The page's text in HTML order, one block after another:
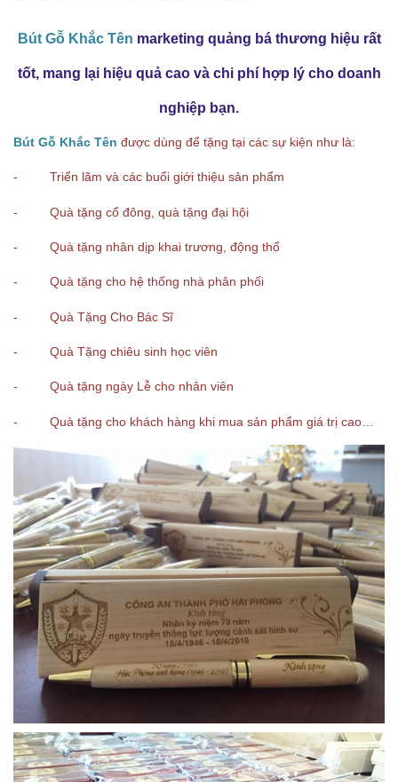
Bút Gỗ Khắc Tên marketing quảng bá thương hiệu rất
tốt, mang lại hiệu quả cao và chi phí hợp lý cho doanh
nghiệp bạn.
Bút Gỗ Khắc Tên được dùng để tặng tại các sự kiện như là:
- Triển lãm và các buổi giới thiệu sản phẩm
- Quà tặng cổ đông, quà tặng đại hội
- Quà tặng nhân dịp khai trương, động thổ
- Quà tặng cho hệ thống nhà phân phối
- Quà Tặng Cho Bác Sĩ
- Quà Tặng chiêu sinh học viên
- Quà tặng ngày Lễ cho nhân viên
- Quà tặng cho khách hàng khi mua sản phẩm giá trị cao…